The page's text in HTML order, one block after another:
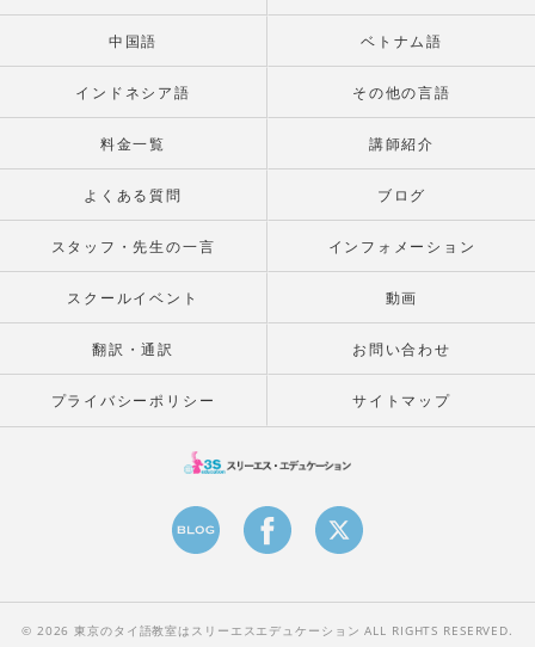
中国語 ベトナム語
インドネシア語 その他の言語
料金一覧 講師紹介
よくある質問 ブログ
スタッフ・先生の一言 インフォメーション
スクールイベント 動画
翻訳・通訳 お問い合わせ
プライバシーポリシー サイトマップ
© 2026 東京のタイ語教室はスリーエスエデュケーション ALL RIGHTS RESERVED.